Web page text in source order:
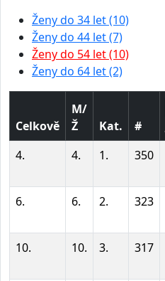
Ženy do 34 let (10)
Ženy do 44 let (7)
Ženy do 54 let (10)
Ženy do 64 let (2)
Celkově
M/
Ž
Kat. #
4.
4. 1. 350
6. 6. 2. 323
10. 10. 3. 317